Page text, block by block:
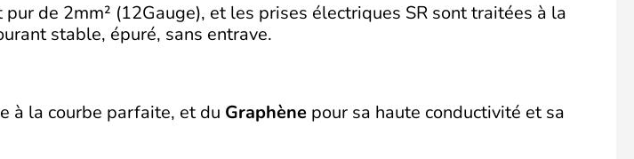
de 2mm² (12Gauge), et les prises électriques SR sont traitées à la
stable, épuré, sans entrave.
à la courbe parfaite, et du Graphène pour sa haute conductivité et sa